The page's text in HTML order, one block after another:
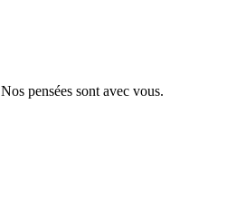
pensées sont avec vous.